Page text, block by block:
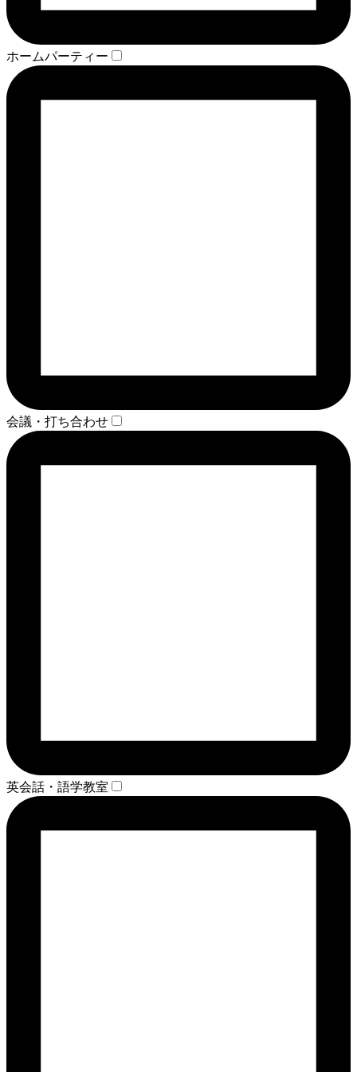
ホームパーティー
会議・打ち合わせ
英会話・語学教室